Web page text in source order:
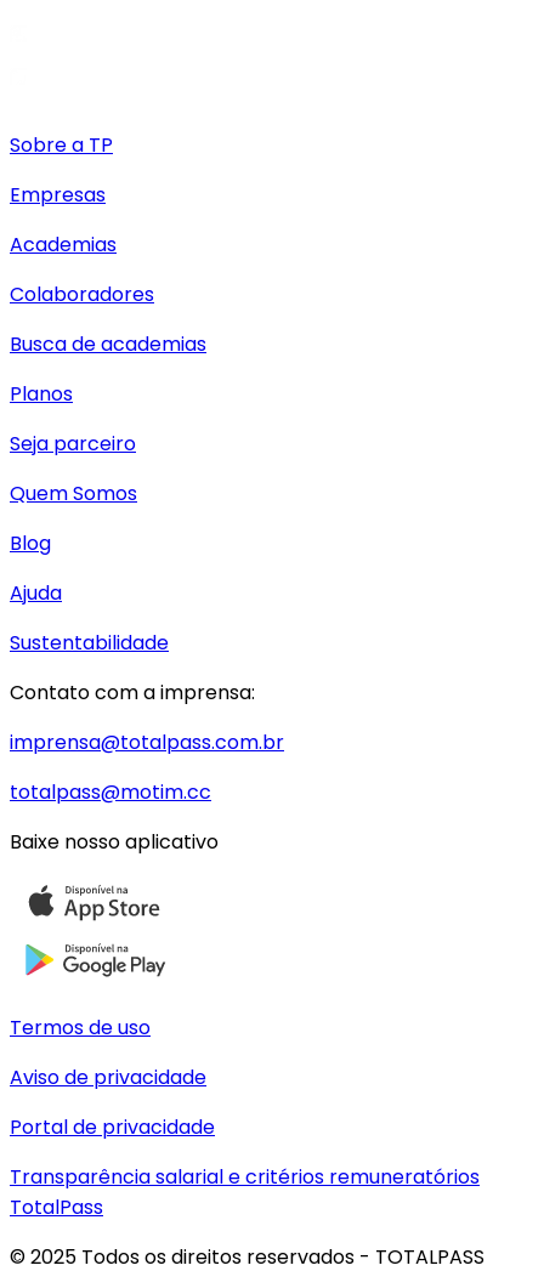
Sobre a TP
Empresas
Academias
Colaboradores
Busca de academias
Planos
Seja parceiro
Quem Somos
Blog
Ajuda
Sustentabilidade
Contato com a imprensa:
imprensa@totalpass.com.br
totalpass@motim.cc
Baixe nosso aplicativo
Termos de uso
Aviso de privacidade
Portal de privacidade
Transparência salarial e critérios remuneratórios
TotalPass
© 2025 Todos os direitos reservados - TOTALPASS